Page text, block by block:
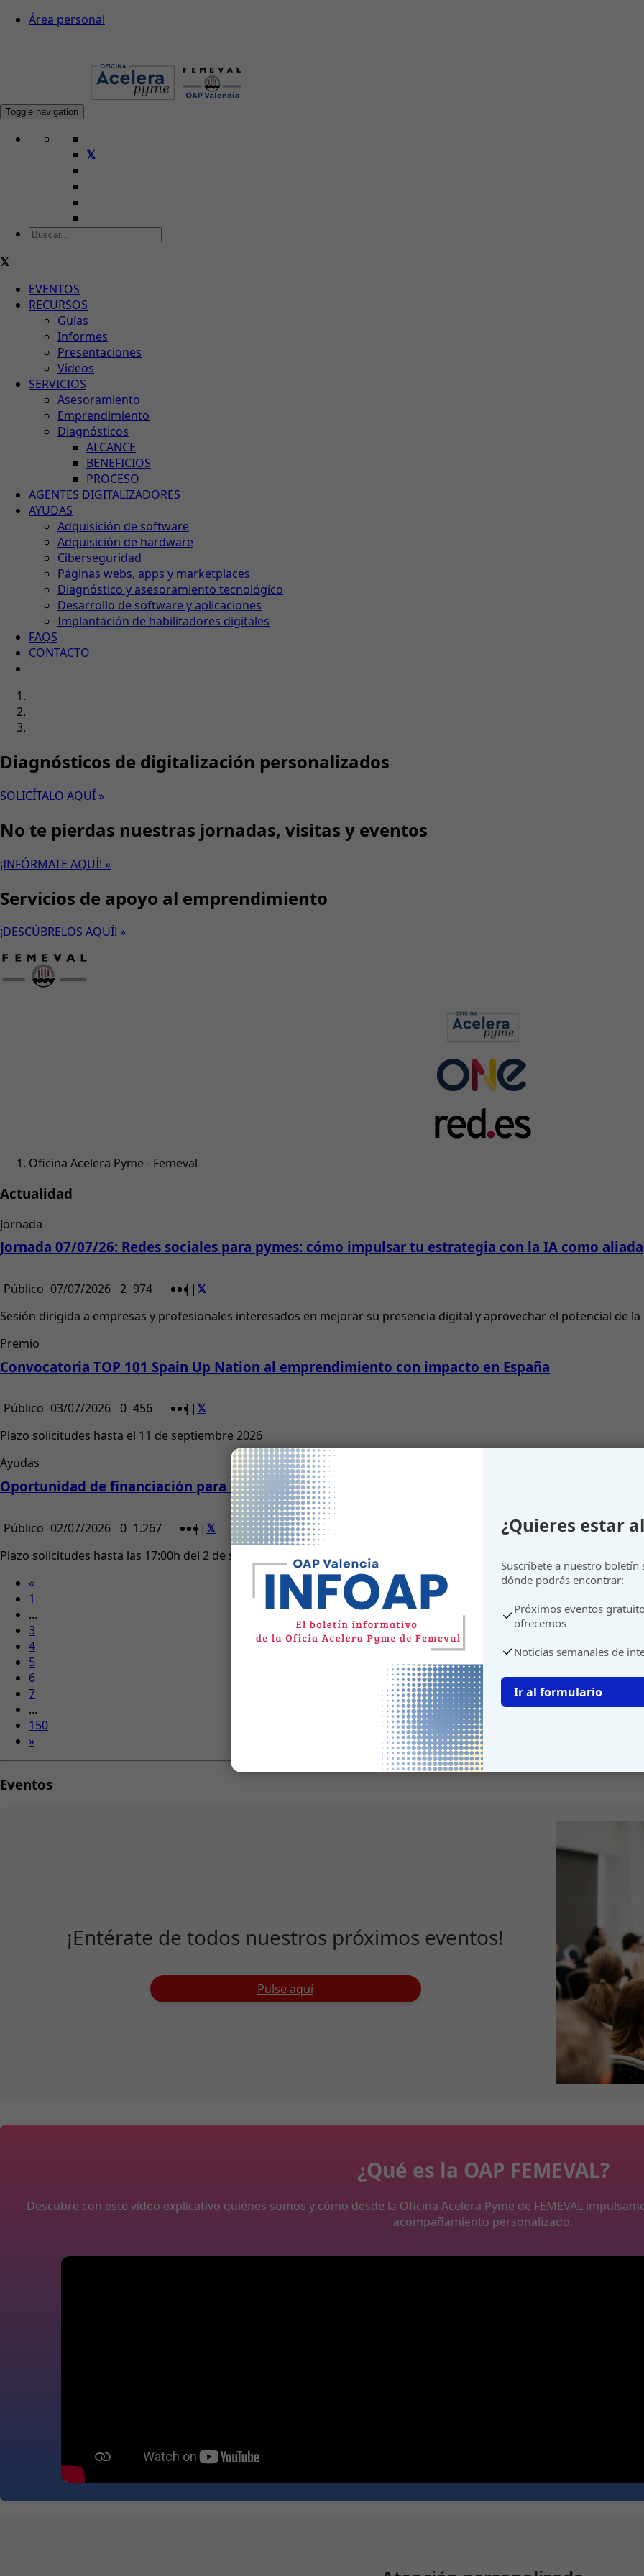
Área personal
Toggle navigation
EVENTOS
RECURSOS
Guías
Informes
Presentaciones
Vídeos
SERVICIOS
Asesoramiento
Emprendimiento
Diagnósticos
ALCANCE
BENEFICIOS
PROCESO
AGENTES DIGITALIZADORES
AYUDAS
Adquisición de software
Adquisición de hardware
Ciberseguridad
Páginas webs, apps y marketplaces
Diagnóstico y asesoramiento tecnológico
Desarrollo de software y aplicaciones
Implantación de habilitadores digitales
FAQS
CONTACTO
Diagnósticos de digitalización personalizados
SOLICÍTALO AQUÍ »
No te pierdas nuestras jornadas, visitas y eventos
¡INFÓRMATE AQUÍ! »
Servicios de apoyo al emprendimiento
¡DESCÚBRELOS AQUÍ! »
Oficina Acelera Pyme - Femeval
Actualidad
Jornada
Jornada 07/07/26: Redes sociales para pymes: cómo impulsar tu estrategia con la IA como aliada
Público 07/07/2026 2 974 | |
Sesión dirigida a empresas y profesionales interesados en mejorar su presencia digital y aprovechar el potencial de
Premio
Convocatoria TOP 101 Spain Up Nation al emprendimiento con impacto en España
Público 03/07/2026 0 456 | |
Plazo solicitudes hasta el 11 de septiembre 2026
Ayudas
Oportunidad de financiación para emprendimiento inclusivo
Público 02/07/2026 0 1.267 | |
Plazo solicitudes hasta las 17:00h del 2 de septiembre 2026
«
1
...
3
4
5
6
7
...
150
»
Eventos
¡Entérate de todos nuestros próximos eventos!
Pulse aquí
¿Qué es la OAP FEMEVAL?
Descubre con este vídeo explicativo quiénes somos y cómo desde la Oficina Acelera Pyme de FEMEVAL
acompañamiento personalizado.
¿Quieres estar
Suscríbete a nuestro boletín
dónde podrás encontrar:
Próximos eventos
ofrecemos
Noticias semanales de
Ir al formulario